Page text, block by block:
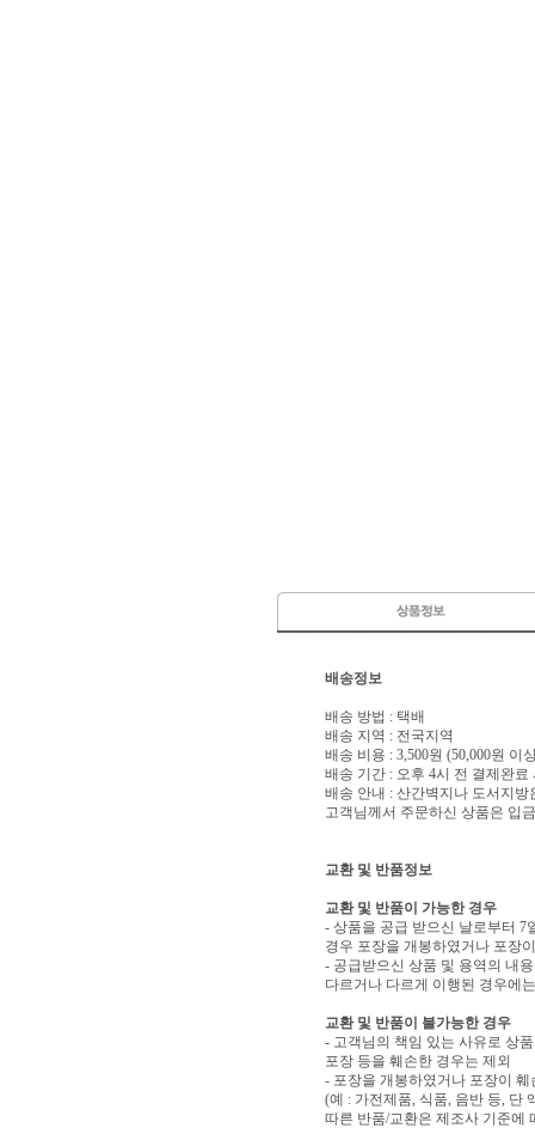
배송정보
배송 방법 : 택배
배송 지역 : 전국지역
배송 비용 : 3,500원 (50,000원 이
배송 기간 : 오후 4시 전 결제완료
배송 안내 : 산간벽지나 도서지
고객님께서 주문하신 상품은 입
교환 및 반품정보
교환 및 반품이 가능한 경우
- 상품을 공급 받으신 날로부터 7
경우 포장을 개봉하였거나 포장
- 공급받으신 상품 및 용역의 내
다르거나 다르게 이행된 경우에
교환 및 반품이 불가능한 경우
- 고객님의 책임 있는 사유로 상
포장 등을 훼손한 경우는 제외
- 포장을 개봉하였거나 포장이
(예 : 가전제품, 식품, 음반 등, 단
따른 반품/교환은 제조사 기준에